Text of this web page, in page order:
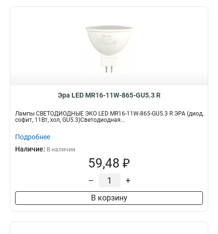
Эра LED MR16-11W-865-GU5.3 R
Лампы СВЕТОДИОДНЫЕ ЭКО LED MR16-11W-865-GU5.3 R ЭРА (диод,
софит, 11Вт, хол, GU5.3)Светодиодная...
Подробнее
Наличие: В наличии
59,48 ₽
– +
В корзину